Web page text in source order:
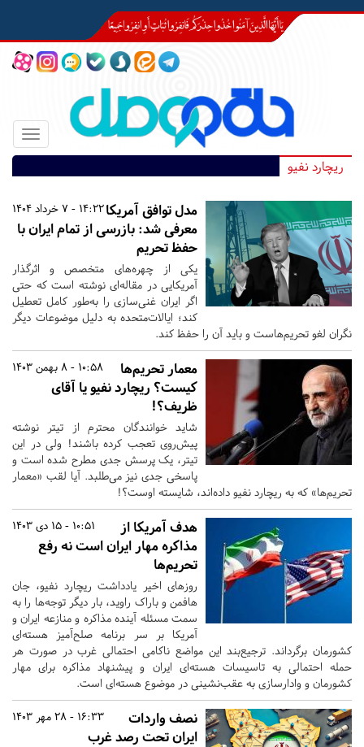
Toggle
ریچارد نفیو
14:22 - 7 خرداد 1404مدل توافق آمریکا
معرفی شد: بازرسی از تمام ایران با
حفظ تحریم
یکی از چهره‌های متخصص و اثرگذار
آمریکایی در مقاله‌ای نوشته است که حتی
اگر ایران غنی‌سازی را به‌طور کامل تعطیل
کند؛ ایالات‌متحده به دلیل موضوعات دیگر
نگران لغو تحریم‌هاست و باید آن را حفظ کند.
10:58 - 8 بهمن 1403
معمار تحریم‌ها
کیست؟ ریچارد نفیو یا آقای
ظریف؟!
شاید خوانندگان محترم از تیتر نوشته
پیش‌روی تعجب کرده باشند! ولی در این
تیتر، یک پرسش جدی مطرح شده است و
پاسخی جدی نیز می‌طلبد. آیا لقب «‌معمار
تحریم‌ها‌» که به ریچارد نفیو داد‌ه‌اند، شایسته اوست؟!
10:51 - 15 دی 1403
هدف آمریکا از
مذاکره مهار ایران است نه رفع
تحریم‌ها
روزهای اخیر یادداشت ریچارد نفیو، جان
‌هافمن و باراک راوید، بار دیگر توجه‌ها را به
سمت مسئله آینده مذاکره و منازعه ایران و
آمریکا بر سر برنامه صلح‌آمیز هسته‌ای
کشورمان برگرداند. ترجیع‌بند این مواضع ناکامی احتمالی غرب در صورت هر
حمله احتمالی به تاسیسات هسته‌ای ایران و پیشنهاد مذاکره برای مهار
کشورمان و وادارسازی به عقب‌نشینی در موضوع هسته‌ای است.
16:33 - 28 مهر 1403
نصف واردات
ایران تحت رصد غرب